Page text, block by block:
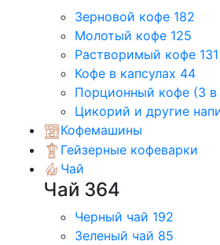
Зерновой кофе 182
Молотый кофе 125
Растворимый кофе 131
Кофе в капсулах 44
Порционный кофе (3 в
Цикорий и другие
Кофемашины
Гейзерные кофеварки
Чай
Чай 364
Черный чай 192
Зеленый чай 85